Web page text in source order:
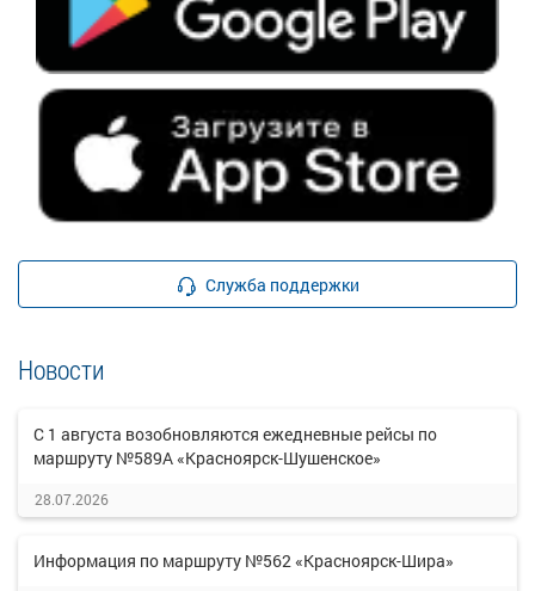
Служба поддержки
Новости
С 1 августа возобновляются ежедневные рейсы по
маршруту №589А «Красноярск-Шушенское»
28.07.2026
Информация по маршруту №562 «Красноярск-Шира»